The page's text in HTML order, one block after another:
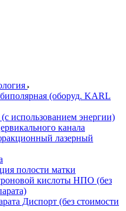
(оборуд. KARL
использованием энергии)
канала
лазерный
полости матки
кислоты НПО (без
Диспорт (без стоимости